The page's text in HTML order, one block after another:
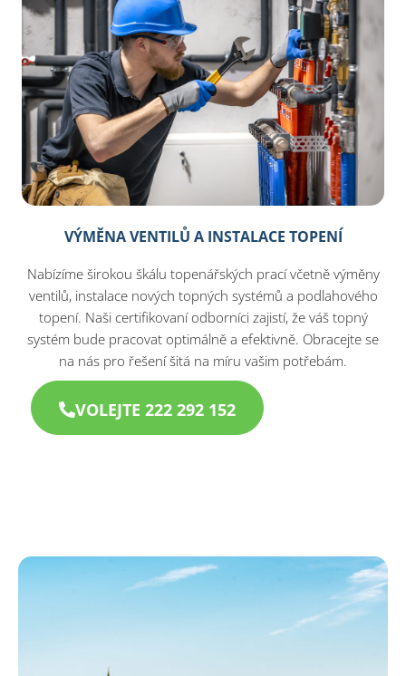
VÝMĚNA VENTILŮ A INSTALACE TOPENÍ
Nabízíme širokou škálu topenářských prací včetně výměny
ventilů, instalace nových topných systémů a podlahového
topení. Naši certifikovaní odborníci zajistí, že váš topný
systém bude pracovat optimálně a efektivně. Obracejte se
na nás pro řešení šitá na míru vašim potřebám.
VOLEJTE 222 292 152